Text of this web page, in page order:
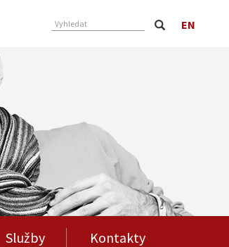
Vyhledat
EN
Služby Kontakty